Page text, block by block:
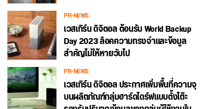
PR-NEWS
เวสเทิร์น ดิจิตอล ต้อนรับ World Backup
Day 2023 ล็อคความทรงจำและข้อมูล
สำคัญไม่ให้หายวับไป
PR-NEWS
เวสเทิร์น ดิจิตอล ประกาศเพิ่มพื้นที่ความจุ
บนผลิตภัณฑ์กลุ่มฮาร์ดไดร์ฟแบบตั้งโต๊ะ